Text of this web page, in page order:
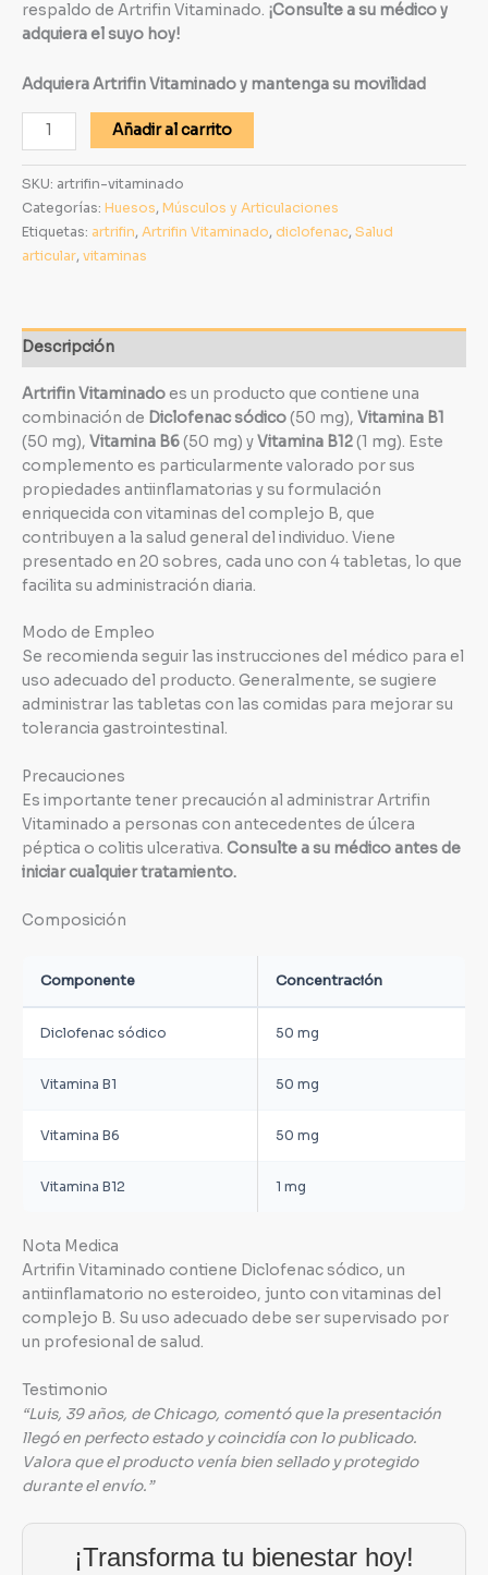
respaldo de Artrifin Vitaminado. ¡Consulte a su médico y
adquiera el suyo hoy!
Adquiera Artrifin Vitaminado y mantenga su movilidad
Añadir al carrito
SKU: artrifin-vitaminado
Categorías: Huesos, Músculos y Articulaciones
Etiquetas: artrifin, Artrifin Vitaminado, diclofenac, Salud
articular, vitaminas
Descripción
Artrifin Vitaminado es un producto que contiene una
combinación de Diclofenac sódico(50 mg), Vitamina B1
(50 mg), Vitamina B6(50 mg) yVitamina B12(1 mg). Este
complemento es particularmente valorado por sus
propiedades antiinflamatorias y su formulación
enriquecida con vitaminas del complejo B, que
contribuyen a la salud general del individuo. Viene
presentado en 20 sobres, cada uno con 4 tabletas, lo que
facilita su administración diaria.
Modo de Empleo
Se recomienda seguir las instrucciones del médico para el
uso adecuado del producto. Generalmente, se sugiere
administrar las tabletas con las comidas para mejorar su
tolerancia gastrointestinal.
Precauciones
Es importante tener precaución al administrar Artrifin
Vitaminado a personas con antecedentes de úlcera
péptica o colitis ulcerativa. Consulte a su médico antes de
iniciar cualquier tratamiento.
Composición
Componente Concentración
Diclofenac sódico 50 mg
Vitamina B1 50 mg
Vitamina B6 50 mg
Vitamina B12 1 mg
Nota Medica
Artrifin Vitaminado contiene Diclofenac sódico, un
antiinflamatorio no esteroideo, junto con vitaminas del
complejo B. Su uso adecuado debe ser supervisado por
un profesional de salud.
Testimonio
“Luis, 39 años, de Chicago, comentó que la presentación
llegó en perfecto estado y coincidía con lo publicado.
Valora que el producto venía bien sellado y protegido
durante el envío.”
¡Transforma tu bienestar hoy!